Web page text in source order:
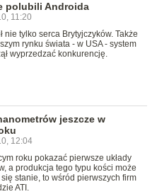
polubili Androida
11:20
nie tylko serca Brytyjczyków. Także
rynku świata - w USA - system
wyprzedzać konkurencję.
jeszcze w
12:04
roku pokazać pierwsze układy
a produkcja tego typu kości może
stanie, to wśród pierwszych firm
ATI.